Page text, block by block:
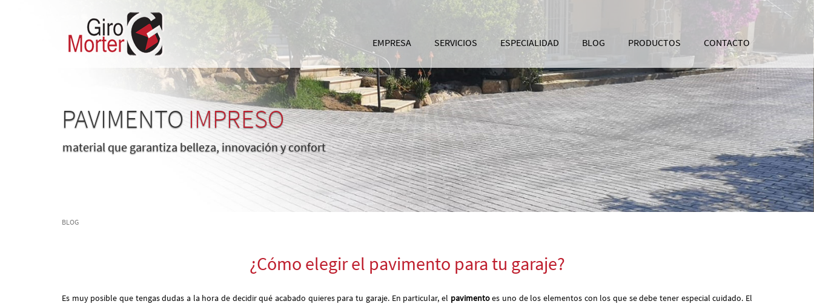
EMPRESA SERVICIOS ESPECIALIDAD BLOG PRODUCTOS CONTACTO
PAVIMENTO IMPRESO
material que garantiza belleza, innovación y confort
BLOG
¿Cómo elegir el pavimento para tu garaje?
Es muy posible que tengas dudas a la hora de decidir qué acabado quieres para tu garaje. En particular, el pavimentoes uno de los elementos con los que se debe tener especial cuidado. El